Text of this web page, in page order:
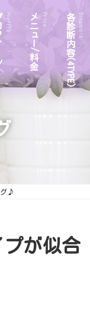
Profile メニュー/料金 Price 各診断内容(4TYPE)Diagnosis
グ♪
プが似合